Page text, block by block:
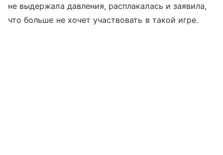
не выдержала давления, расплакалась и заявила,
что больше не хочет участвовать в такой игре.